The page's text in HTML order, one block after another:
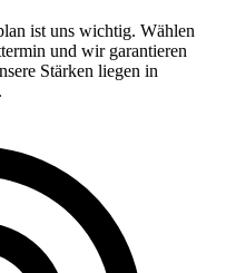
ist uns wichtig. Wählen
und wir garantieren
Stärken liegen in